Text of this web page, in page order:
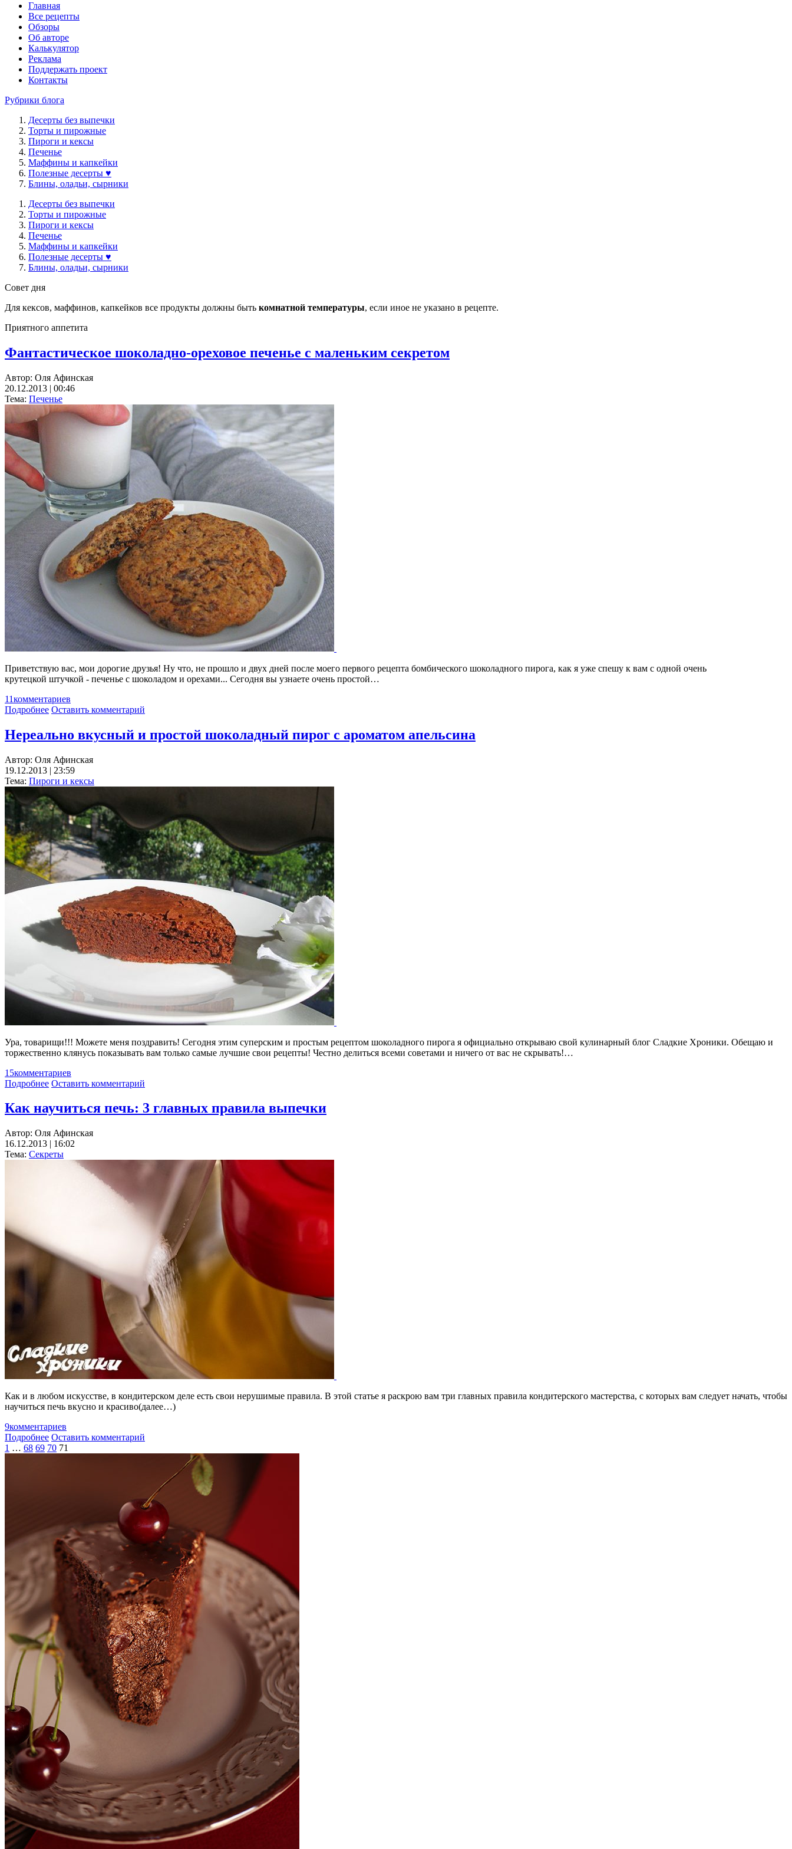
Главная
Все рецепты
Обзоры
Об авторе
Калькулятор
Реклама
Поддержать проект
Контакты
Рубрики блога
Десерты без выпечки
Торты и пирожные
Пироги и кексы
Печенье
Маффины и капкейки
Полезные десерты ♥
Блины, оладьи, сырники
Десерты без выпечки
Торты и пирожные
Пироги и кексы
Печенье
Маффины и капкейки
Полезные десерты ♥
Блины, оладьи, сырники
Совет дня
Для кексов, маффинов, капкейков все продукты должны быть комнатной температуры, если иное не указано в рецепте.
Приятного аппетита
Фантастическое шоколадно-ореховое печенье с маленьким секретом
Автор: Оля Афинская
20.12.2013 | 00:46
Тема: Печенье
Приветствую вас, мои дорогие друзья! Ну что, не прошло и двух дней после моего первого рецепта бомбического шоколадного пирога, как я уже спешу к вам с одной очень
крутецкой штучкой - печенье с шоколадом и орехами... Сегодня вы узнаете очень простой…
11комментариев
Подробнее Оставить комментарий
Нереально вкусный и простой шоколадный пирог с ароматом апельсина
Автор: Оля Афинская
19.12.2013 | 23:59
Тема: Пироги и кексы
Ура, товарищи!!! Можете меня поздравить! Сегодня этим суперским и простым рецептом шоколадного пирога я официально открываю свой кулинарный блог Сладкие Хроники. Обещаю и
торжественно клянусь показывать вам только самые лучшие свои рецепты! Честно делиться всеми советами и ничего от вас не скрывать!…
15комментариев
Подробнее Оставить комментарий
Как научиться печь: 3 главных правила выпечки
Автор: Оля Афинская
16.12.2013 | 16:02
Тема: Секреты
Как и в любом искусстве, в кондитерском деле есть свои нерушимые правила. В этой статье я раскрою вам три главных правила кондитерского мастерства, с которых вам следует начать, чтобы
научиться печь вкусно и красиво(далее…)
9комментариев
Подробнее Оставить комментарий
1 … 68 69 70 71